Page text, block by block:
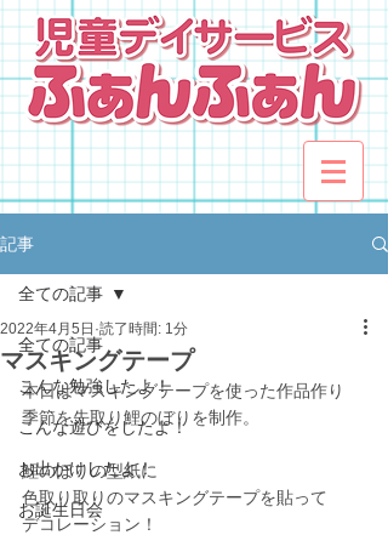
記事
全ての記事
こんな勉強したよ！
こんな遊びをしたよ！
お出かけしたよ！
お誕生日会
全ての記事
マスキングテープ
2022年4月5日 読了時間: 1分
本日はマスキングテープを使った作品作り
季節を先取り鯉のぼりを制作。
鯉のぼりの型紙に
色取り取りのマスキングテープを貼って
デコレーション！